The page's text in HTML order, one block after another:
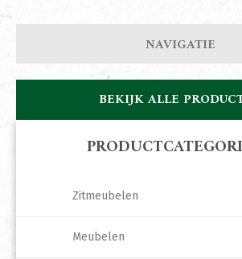
NAVIGATIE
BEKIJK ALLE
Zitmeubelen
Meubelen